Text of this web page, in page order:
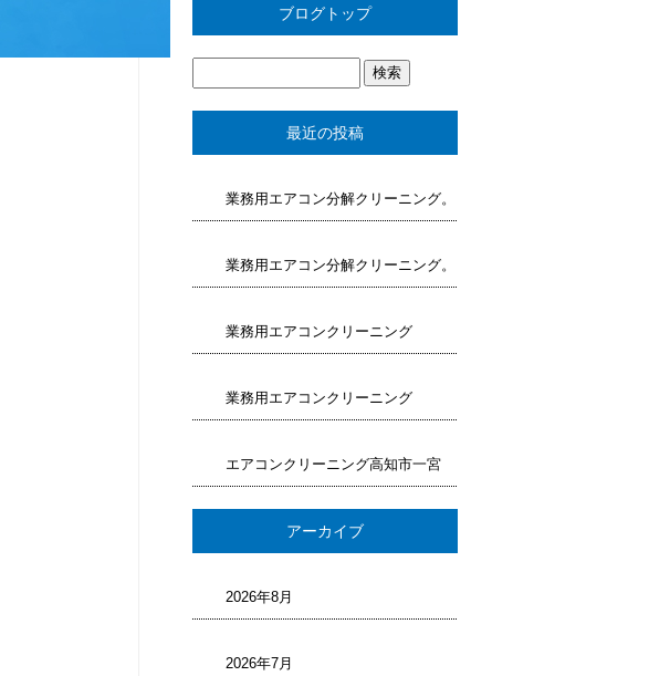
ブログトップ
最近の投稿
業務用エアコン分解クリーニング。
業務用エアコン分解クリーニング。
業務用エアコンクリーニング
業務用エアコンクリーニング
エアコンクリーニング高知市一宮
アーカイブ
2026年8月
2026年7月